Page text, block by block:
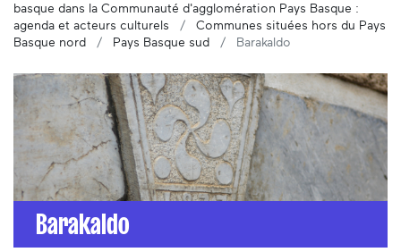
basque dans la Communauté d'agglomération Pays Basque :
agenda et acteurs culturels
Communes situées hors du Pays
Basque nord
Pays Basque sud Barakaldo
Barakaldo